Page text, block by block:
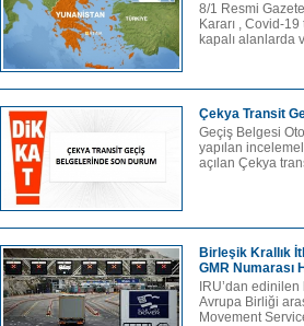
8/1 Resmi
Kararı , Covid-
kapalı alanlarda
Çekya Transit
Geçiş Belgesi
yapılan
açılan Çekya
Birleşik Krallık
GMR Numarası
IRU’dan
Avrupa Birliği
Movement